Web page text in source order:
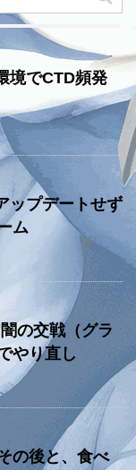
境でCTD頻発
ップデートせず
ム
の交戦（グラ
やり直し
の後と、食べ